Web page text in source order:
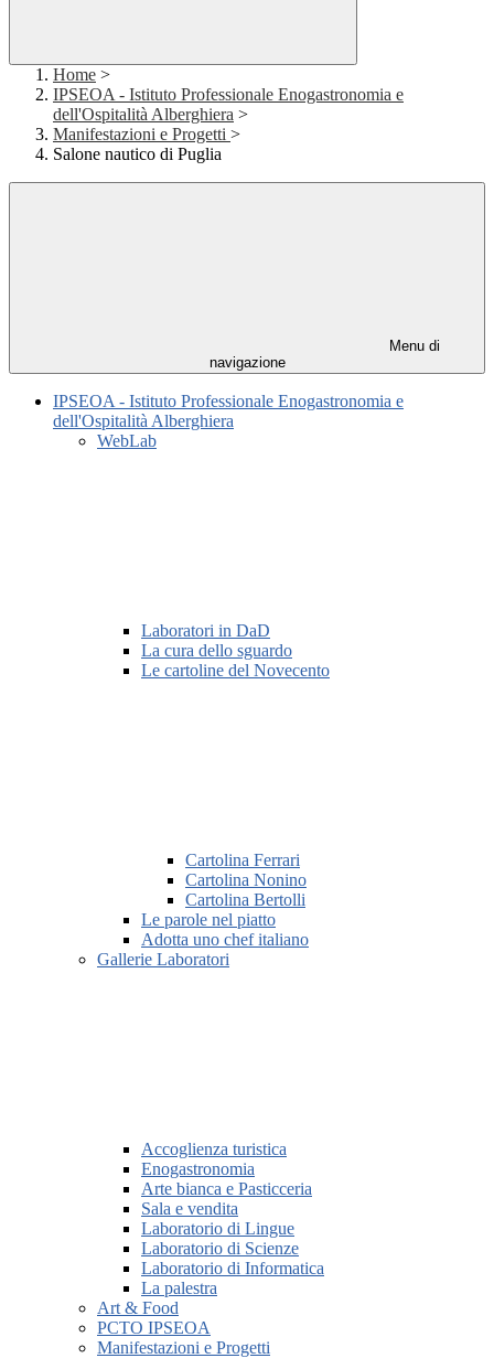
Home >
IPSEOA - Istituto Professionale Enogastronomia e
dell'Ospitalità Alberghiera >
Manifestazioni e Progetti >
Salone nautico di Puglia
Menu di
navigazione
IPSEOA - Istituto Professionale Enogastronomia e
dell'Ospitalità Alberghiera
WebLab
Laboratori in DaD
La cura dello sguardo
Le cartoline del Novecento
Cartolina Ferrari
Cartolina Nonino
Cartolina Bertolli
Le parole nel piatto
Adotta uno chef italiano
Gallerie Laboratori
Accoglienza turistica
Enogastronomia
Arte bianca e Pasticceria
Sala e vendita
Laboratorio di Lingue
Laboratorio di Scienze
Laboratorio di Informatica
La palestra
Art & Food
PCTO IPSEOA
Manifestazioni e Progetti